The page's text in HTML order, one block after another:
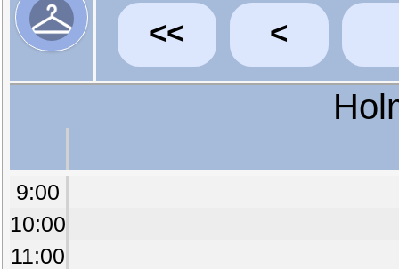
<< <
9:00
10:00
11:00